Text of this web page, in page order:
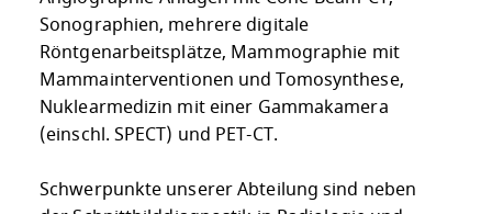
Sonographien, mehrere digitale
Röntgenarbeitsplätze, Mammographie mit
Mammainterventionen und Tomosynthese,
Nuklearmedizin mit einer Gammakamera
(einschl. SPECT) und PET-CT.
Schwerpunkte un­serer Abteilung sind neben